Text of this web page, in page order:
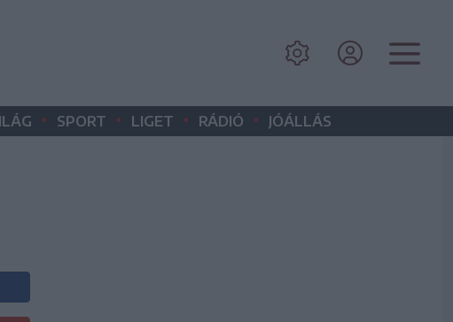
• SPORT • LIGET • RÁDIÓ • JÓÁLLÁS